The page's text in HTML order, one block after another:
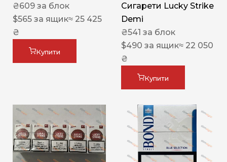
₴609 за блок
$565 за ящик≈ 25 425
₴
Купити
Сигарети Lucky Strike
Demi
₴541 за блок
$490 за ящик≈ 22 050
₴
Купити